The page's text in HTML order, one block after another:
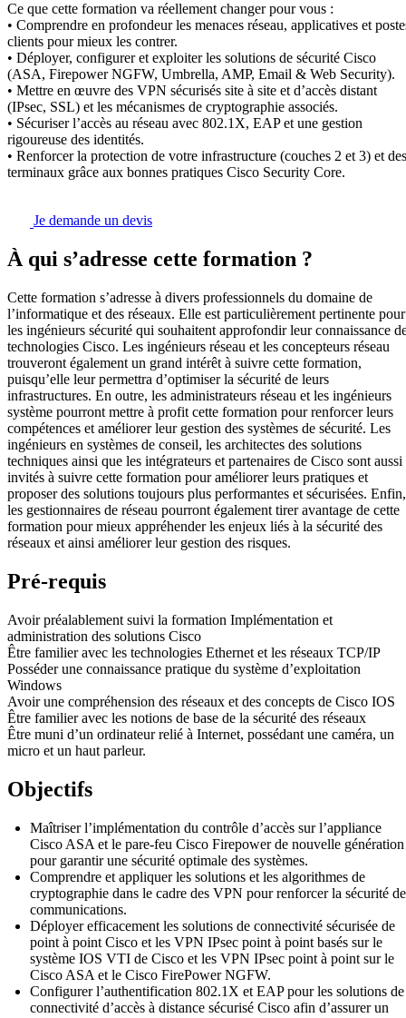
Ce que cette formation va réellement changer pour vous :
• Comprendre en profondeur les menaces réseau, applicatives et
clients pour mieux les contrer.
• Déployer, configurer et exploiter les solutions de sécurité Cisco
(ASA, Firepower NGFW, Umbrella, AMP, Email & Web Security).
• Mettre en œuvre des VPN sécurisés site à site et d’accès distant
(IPsec, SSL) et les mécanismes de cryptographie associés.
• Sécuriser l’accès au réseau avec 802.1X, EAP et une gestion
rigoureuse des identités.
• Renforcer la protection de votre infrastructure (couches 2 et 3) et des
terminaux grâce aux bonnes pratiques Cisco Security Core.
Je demande un devis
À qui s’adresse cette formation ?
Cette formation s’adresse à divers professionnels du domaine de
l’informatique et des réseaux. Elle est particulièrement pertinente pour
les ingénieurs sécurité qui souhaitent approfondir leur connaissance
technologies Cisco. Les ingénieurs réseau et les concepteurs réseau
trouveront également un grand intérêt à suivre cette formation,
puisqu’elle leur permettra d’optimiser la sécurité de leurs
infrastructures. En outre, les administrateurs réseau et les ingénieurs
système pourront mettre à profit cette formation pour renforcer leurs
compétences et améliorer leur gestion des systèmes de sécurité. Les
ingénieurs en systèmes de conseil, les architectes des solutions
techniques ainsi que les intégrateurs et partenaires de Cisco sont aussi
invités à suivre cette formation pour améliorer leurs pratiques et
proposer des solutions toujours plus performantes et sécurisées. Enfin,
les gestionnaires de réseau pourront également tirer avantage de cette
formation pour mieux appréhender les enjeux liés à la sécurité des
réseaux et ainsi améliorer leur gestion des risques.
Pré-requis
Avoir préalablement suivi la formation Implémentation et
administration des solutions Cisco
Être familier avec les technologies Ethernet et les réseaux TCP/IP
Posséder une connaissance pratique du système d’exploitation
Windows
Avoir une compréhension des réseaux et des concepts de Cisco IOS
Être familier avec les notions de base de la sécurité des réseaux
Être muni d’un ordinateur relié à Internet, possédant une caméra, un
micro et un haut parleur.
Objectifs
Maîtriser l’implémentation du contrôle d’accès sur l’appliance
Cisco ASA et le pare-feu Cisco Firepower de nouvelle génération
pour garantir une sécurité optimale des systèmes.
Comprendre et appliquer les solutions et les algorithmes de
cryptographie dans le cadre des VPN pour renforcer la sécurité
communications.
Déployer efficacement les solutions de connectivité sécurisée de
point à point Cisco et les VPN IPsec point à point basés sur le
système IOS VTI de Cisco et les VPN IPsec point à point sur le
Cisco ASA et le Cisco FirePower NGFW.
Configurer l’authentification 802.1X et EAP pour les solutions de
connectivité d’accès à distance sécurisé Cisco afin d’assurer un